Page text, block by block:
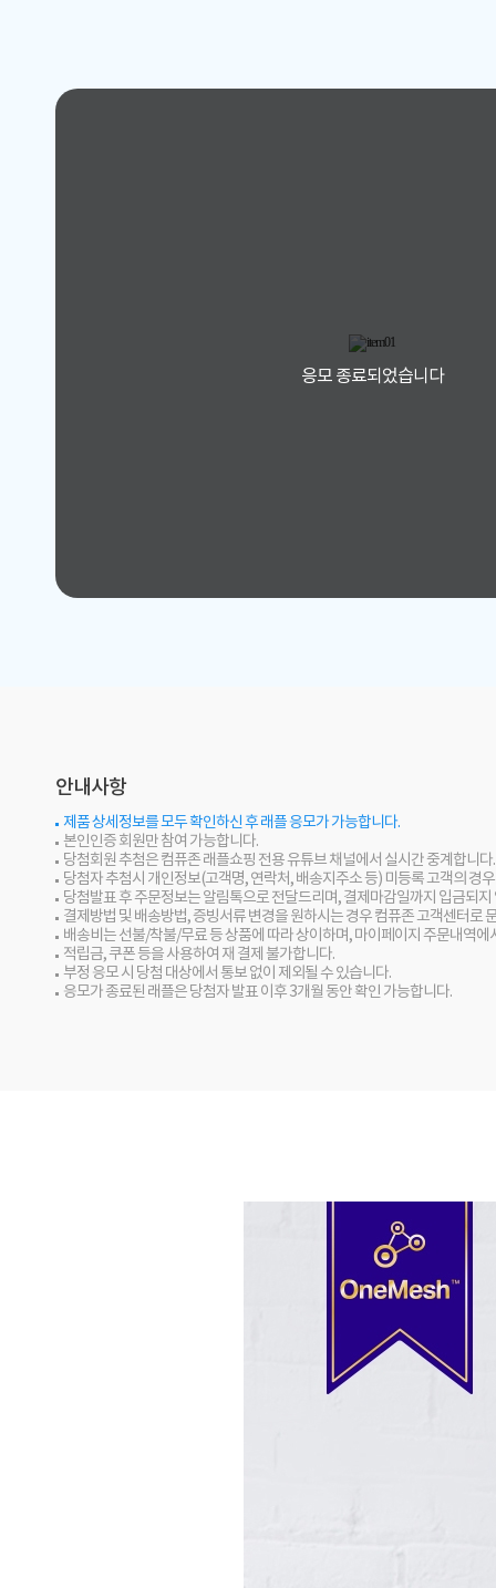
응모 종료되었습니다
안내사항
제품 상세정보를 모두 확인하신 후 래플 응모가 가능합니다.
본인인증 회원만 참여 가능합니다.
당첨회원 추첨은 컴퓨존 래플쇼핑 전용 유튜브 채널에서 실시간 중계합니다.
당첨자 추첨시 개인정보(고객명, 연락처, 배송지주소 등) 미등록 고객의 경
당첨발표 후 주문정보는 알림톡으로 전달드리며, 결제마감일까지 입금되
결제방법 및 배송방법, 증빙서류 변경을 원하시는 경우 컴퓨존 고객센터로
배송비는 선불/착불/무료 등 상품에 따라 상이하며, 마이페이지 주문내역에
적립금, 쿠폰 등을 사용하여 재 결제 불가합니다.
부정 응모 시 당첨 대상에서 통보 없이 제외될 수 있습니다.
응모가 종료된 래플은 당첨자 발표 이후 3개월 동안 확인 가능합니다.